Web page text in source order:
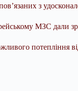
з
МЗС
потепління